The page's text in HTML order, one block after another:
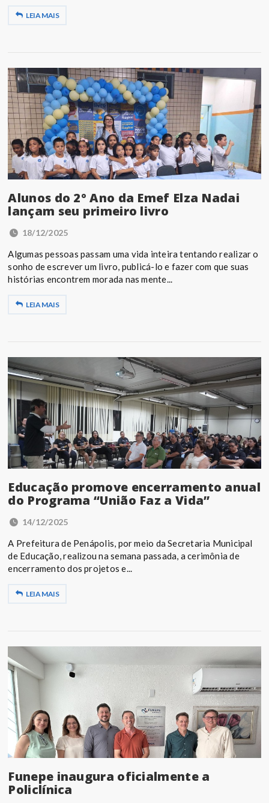
LEIA MAIS
Alunos do 2º Ano da Emef Elza Nadai
lançam seu primeiro livro
18/12/2025
Algumas pessoas passam uma vida inteira tentando realizar o
sonho de escrever um livro, publicá-lo e fazer com que suas
histórias encontrem morada nas mente...
LEIA MAIS
Educação promove encerramento anual
do Programa “União Faz a Vida”
14/12/2025
A Prefeitura de Penápolis, por meio da Secretaria Municipal
de Educação, realizou na semana passada, a cerimônia de
encerramento dos projetos e...
LEIA MAIS
Funepe inaugura oficialmente a
Policlínica